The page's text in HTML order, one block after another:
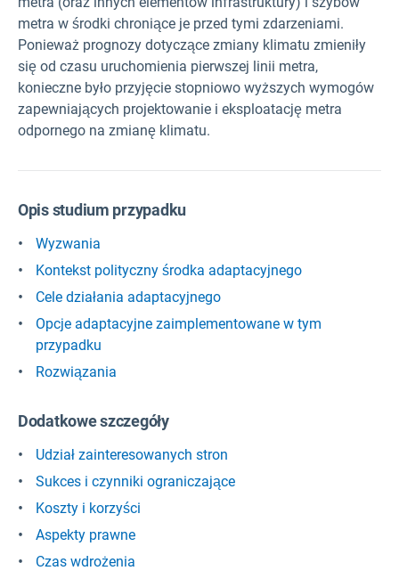
metra w środki chroniące je przed tymi zdarzeniami.
Ponieważ prognozy dotyczące zmiany klimatu zmieniły
się od czasu uruchomienia pierwszej linii metra,
konieczne było przyjęcie stopniowo wyższych wymogów
zapewniających projektowanie i eksploatację metra
odpornego na zmianę klimatu.
Opis studium przypadku
Wyzwania
Kontekst polityczny środka adaptacyjnego
Cele działania adaptacyjnego
Opcje adaptacyjne zaimplementowane w tym
przypadku
Rozwiązania
Dodatkowe szczegóły
Udział zainteresowanych stron
Sukces i czynniki ograniczające
Koszty i korzyści
Aspekty prawne
Czas wdrożenia